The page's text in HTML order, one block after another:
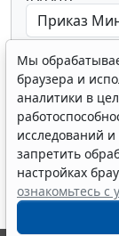
Мы
браузера и
аналитики в
исследований
запретить
настройках
ознакомьтесь с